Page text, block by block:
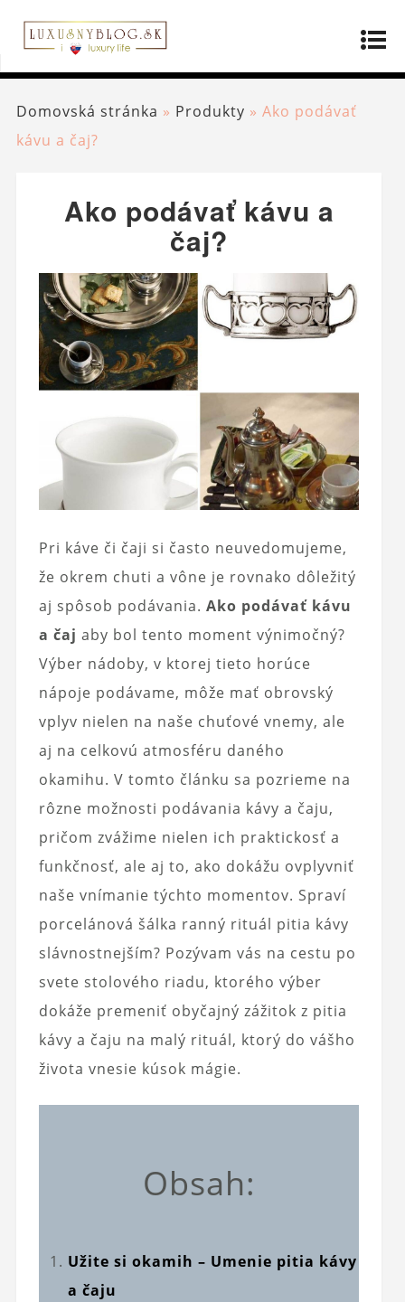
Domovská stránka » Produkty » Ako podávať
kávu a čaj?
Ako podávať kávu a
čaj?
Pri káve či čaji si často neuvedomujeme,
že okrem chuti a vône je rovnako dôležitý
aj spôsob podávania. Ako podávať kávu
a čaj aby bol tento moment výnimočný?
Výber nádoby, v ktorej tieto horúce
nápoje podávame, môže mať obrovský
vplyv nielen na naše chuťové vnemy, ale
aj na celkovú atmosféru daného
okamihu. V tomto článku sa pozrieme na
rôzne možnosti podávania kávy a čaju,
pričom zvážime nielen ich praktickosť a
funkčnosť, ale aj to, ako dokážu ovplyvniť
naše vnímanie týchto momentov. Spraví
porcelánová šálka ranný rituál pitia kávy
slávnostnejším? Pozývam vás na cestu po
svete stolového riadu, ktorého výber
dokáže premeniť obyčajný zážitok z pitia
kávy a čaju na malý rituál, ktorý do vášho
života vnesie kúsok mágie.
Obsah:
Užite si okamih – Umenie pitia kávy
a čaju